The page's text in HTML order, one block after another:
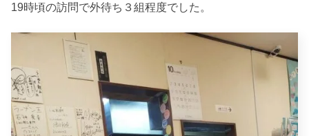
19時頃の訪問で外待ち３組程度でした。